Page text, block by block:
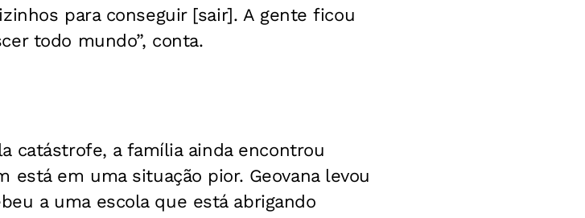
para conseguir [sair]. A gente ficou
todo mundo”, conta.
catástrofe, a família ainda encontrou
está em uma situação pior. Geovana levou
a uma escola que está abrigando